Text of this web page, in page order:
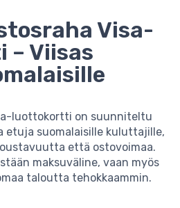
Visa-
Viisas
luottokortti on suunniteltu
etuja suomalaisille kuluttajille,
että ostovoimaa.
maksuväline, vaan myös
taloutta tehokkaammin.